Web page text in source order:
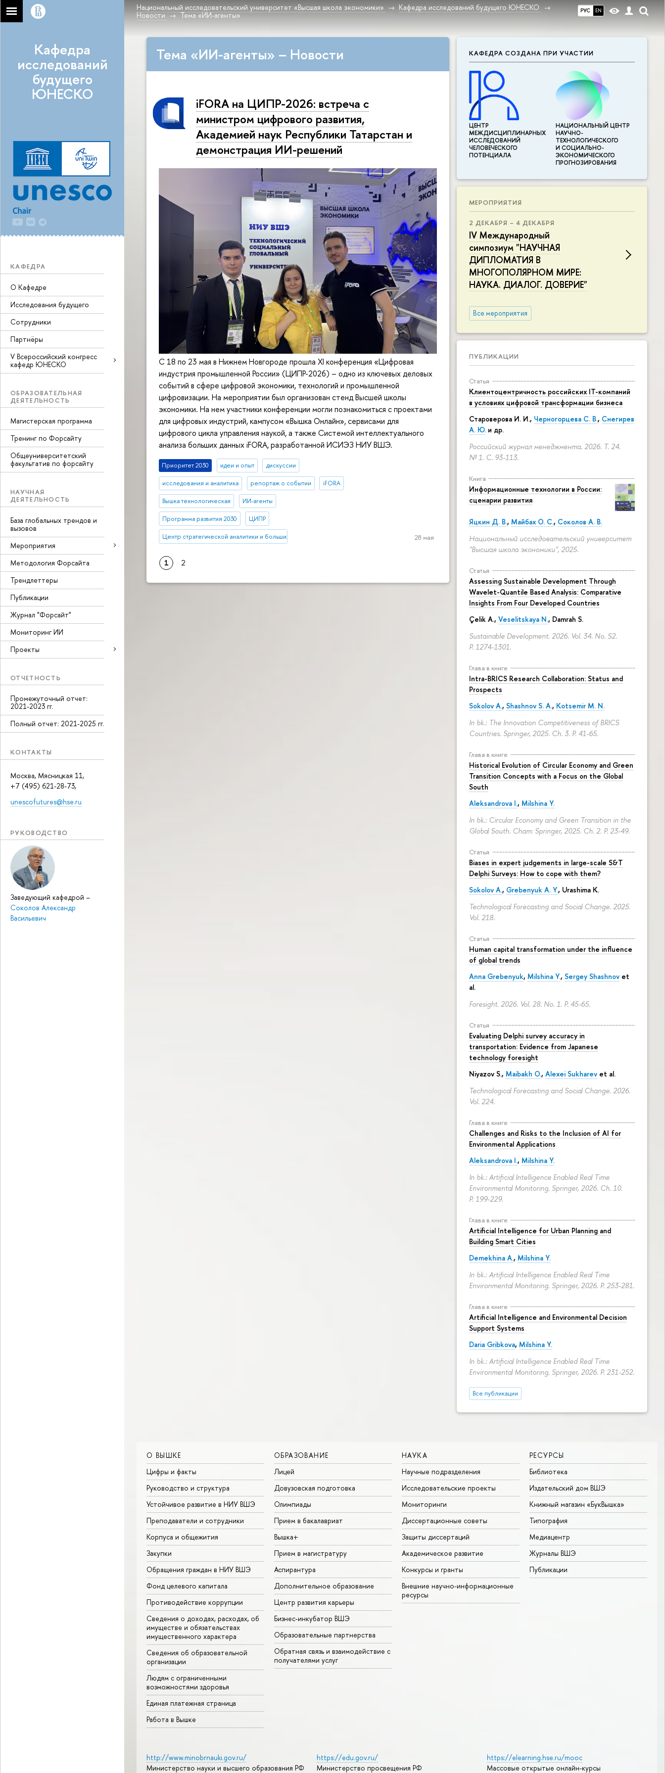
РУС EN
Национальный исследовательский университет «Высшая школа экономики»
Кафедра исследований будущего ЮНЕСКО
Новости
Тема «ИИ-агенты»
Кафедра
исследований
будущего
ЮНЕСКО
КАФЕДРА
О Кафедре
Исследования будущего
Сотрудники
Партнёры
V Всероссийский конгресс
кафедр ЮНЕСКО
ОБРАЗОВАТЕЛЬНАЯ
ДЕЯТЕЛЬНОСТЬ
Магистерская программа
Тренинг по Форсайту
Общеуниверситетский
факультатив по форсайту
НАУЧНАЯ
ДЕЯТЕЛЬНОСТЬ
База глобальных трендов и
вызовов
Мероприятия
Методология Форсайта
Трендлеттеры
Публикации
Журнал "Форсайт"
Мониторинг ИИ
Проекты
ОТЧЕТНОСТЬ
Промежуточный отчет:
2021-2023 гг.
Полный отчет: 2021-2025 гг.
КОНТАКТЫ
Москва, Мясницкая 11,
+7 (495) 621-28-73,
unescofutures@hse.ru
РУКОВОДСТВО
Заведующий кафедрой –
Соколов Александр
Васильевич
КАФЕДРА СОЗДАНА ПРИ УЧАСТИИ
ЦЕНТР
МЕЖДИСЦИПЛИНАР­НЫХ
ИССЛЕДОВАНИЙ
ЧЕЛОВЕЧЕСКОГО
ПОТЕНЦИАЛА
НАЦИОНАЛЬНЫЙ ЦЕНТР
НАУЧНО-
ТЕХНОЛОГИЧЕСКОГО
И СОЦИАЛЬНО-
ЭКОНОМИЧЕСКОГО
ПРОГНОЗИРОВАНИЯ
МЕРОПРИЯТИЯ
2 ДЕКАБРЯ – 4 ДЕКАБРЯ
IV Международный
симпозиум "НАУЧНАЯ
ДИПЛОМАТИЯ В
МНОГОПОЛЯРНОМ МИРЕ:
НАУКА. ДИАЛОГ. ДОВЕРИЕ"
Все мероприятия
ПУБЛИКАЦИИ
Статья
Клиентоцентричность российских IT-компаний
в условиях цифровой трансформации бизнеса
Староверова И. И., Черногорцева С. В., Снегирев
А. Ю. и др.
Российский журнал менеджмента. 2026. Т. 24.
№ 1. С. 93-113.
Книга
Информационные технологии в России:
сценарии развития
Яцкин Д. В., Майбах О. С., Соколов А. В.
Национальный исследовательский университет
"Высшая школа экономики", 2025.
Статья
Assessing Sustainable Development Through
Wavelet-Quantile Based Analysis: Comparative
Insights From Four Developed Countries
Çelik A., Veselitskaya N., Damrah S.
Sustainable Development. 2026. Vol. 34. No. S2.
P. 1274-1301.
Глава в книге
Intra-BRICS Research Collaboration: Status and
Prospects
Sokolov A., Shashnov S. A., Kotsemir M. N.
In bk.: The Innovation Competitiveness of BRICS
Countries. Springer, 2025. Ch. 3. P. 41-65.
Глава в книге
Historical Evolution of Circular Economy and Green
Transition Concepts with a Focus on the Global
South
Aleksandrova I., Milshina Y.
In bk.: Circular Economy and Green Transition in the
Global South. Cham: Springer, 2025. Ch. 2. P. 23-49.
Статья
Biases in expert judgements in large-scale S&T
Delphi Surveys: How to cope with them?
Sokolov A., Grebenyuk A. Y., Urashima K.
Technological Forecasting and Social Change. 2025.
Vol. 218.
Статья
Human capital transformation under the influence
of global trends
Anna Grebenyuk, Milshina Y., Sergey Shashnov et
al.
Foresight. 2026. Vol. 28. No. 1. P. 45-65.
Статья
Evaluating Delphi survey accuracy in
transportation: Evidence from Japanese
technology foresight
Niyazov S., Maibakh O., Alexei Sukharev et al.
Technological Forecasting and Social Change. 2026.
Vol. 224.
Глава в книге
Challenges and Risks to the Inclusion of AI for
Environmental Applications
Aleksandrova I., Milshina Y.
In bk.: Artificial Intelligence Enabled Real Time
Environmental Monitoring. Springer, 2026. Ch. 10.
P. 199-229.
Глава в книге
Artificial Intelligence for Urban Planning and
Building Smart Cities
Demekhina A., Milshina Y.
In bk.: Artificial Intelligence Enabled Real Time
Environmental Monitoring. Springer, 2026. P. 253-281.
Глава в книге
Artificial Intelligence and Environmental Decision
Support Systems
Daria Gribkova, Milshina Y.
In bk.: Artificial Intelligence Enabled Real Time
Environmental Monitoring. Springer, 2026. P. 231-252.
Все публикации
Тема «ИИ-агенты» – Новости
iFORA на ЦИПР-2026: встреча с
министром цифрового развития,
Академией наук Республики Татарстан и
демонстрация ИИ-решений
С 18 по 23 мая в Нижнем Новгороде прошла XI конференция «Цифровая
индустрия промышленной России» (ЦИПР-2026) – одно из ключевых деловых
событий в сфере цифровой экономики, технологий и промышленной
цифровизации. На мероприятии был организован стенд Высшей школы
экономики. На нем участники конференции могли познакомиться с проектами
для цифровых индустрий, кампусом «Вышка Онлайн», сервисами для
цифрового цикла управления наукой, а также Системой интеллектуального
анализа больших данных iFORA, разработанной ИСИЭЗ НИУ ВШЭ.
Приоритет 2030 идеи и опыт дискуссии
исследования и аналитика репортаж о событии iFORA
Вышка технологическая ИИ-агенты
Программа развития 2030 ЦИПР
Центр стратегической аналитики и больших данных 28 мая
1 2
О ВЫШКЕ
Цифры и факты
Руководство и структура
Устойчивое развитие в НИУ ВШЭ
Преподаватели и сотрудники
Корпуса и общежития
Закупки
Обращения граждан в НИУ ВШЭ
Фонд целевого капитала
Противодействие коррупции
Сведения о доходах, расходах, об
имуществе и обязательствах
имущественного характера
Сведения об образовательной
организации
Людям с ограниченными
возможностями здоровья
Единая платежная страница
Работа в Вышке
ОБРАЗОВАНИЕ
Лицей
Довузовская подготовка
Олимпиады
Прием в бакалавриат
Вышка+
Прием в магистратуру
Аспирантура
Дополнительное образование
Центр развития карьеры
Бизнес-инкубатор ВШЭ
Образовательные партнерства
Обратная связь и взаимодействие с
получателями услуг
НАУКА
Научные подразделения
Исследовательские проекты
Мониторинги
Диссертационные советы
Защиты диссертаций
Академическое развитие
Конкурсы и гранты
Внешние научно-информационные
ресурсы
РЕСУРСЫ
Библиотека
Издательский дом ВШЭ
Книжный магазин «БукВышка»
Типография
Медиацентр
Журналы ВШЭ
Публикации
http://www.minobrnauki.gov.ru/
Министерство науки и высшего образования РФ
https://edu.gov.ru/
Министерство просвещения РФ
https://elearning.hse.ru/mooc
Массовые открытые онлайн-курсы